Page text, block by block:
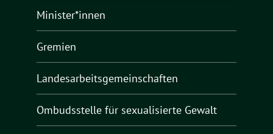
Minister*innen
Gremien
Landesarbeitsgemeinschaften
Ombudsstelle für sexualisierte Gewalt